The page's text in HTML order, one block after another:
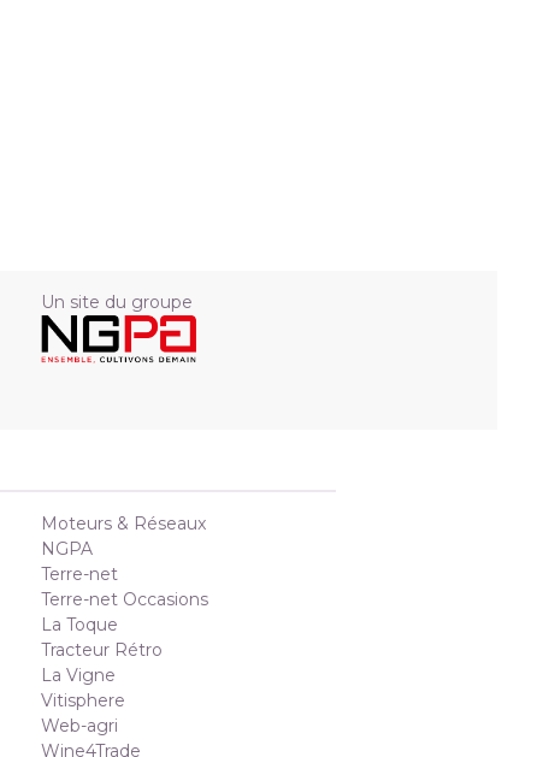
Un site du groupe
Moteurs & Réseaux
NGPA
Terre-net
Terre-net Occasions
La Toque
Tracteur Rétro
La Vigne
Vitisphere
Web-agri
Wine4Trade